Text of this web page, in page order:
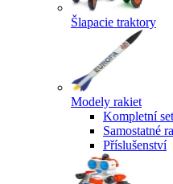
Šlapacie traktory
Modely rakiet
Kompletní
Samostatné
Příslušenství